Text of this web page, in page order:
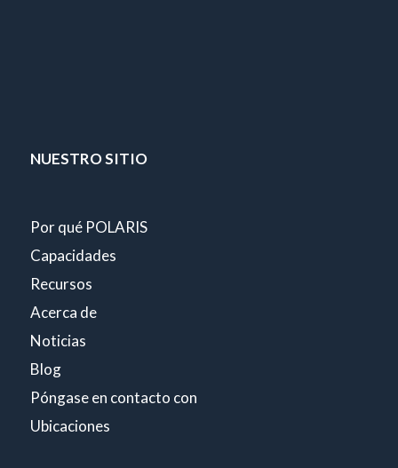
NUESTRO SITIO
Por qué POLARIS
Capacidades
Recursos
Acerca de
Noticias
Blog
Póngase en contacto con
Ubicaciones